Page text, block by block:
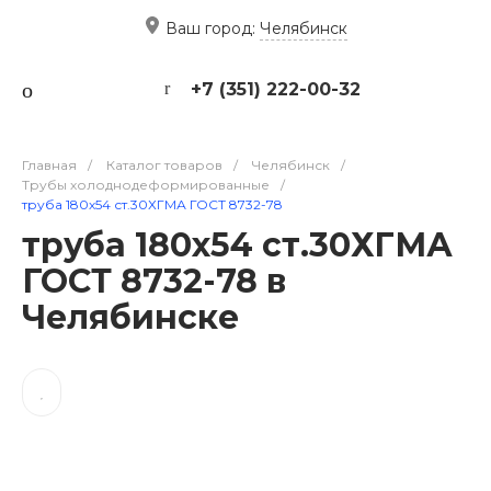
Ваш город: Челябинск
+7 (351) 222-00-32
Главная / Каталог товаров / Челябинск
/
Трубы холоднодеформированные
/
труба 180х54 ст.30ХГМА ГОСТ 8732-78
труба 180х54 ст.30ХГМА
ГОСТ 8732-78 в
Челябинске